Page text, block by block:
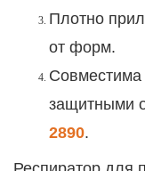
Плотно
от форм.
защитными
2890.